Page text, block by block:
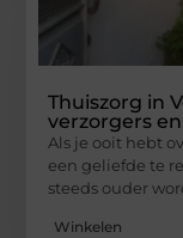
Thuiszorg in
verzorgers
Als je ooit hebt
een geliefde te
steeds ouder
Winkelen